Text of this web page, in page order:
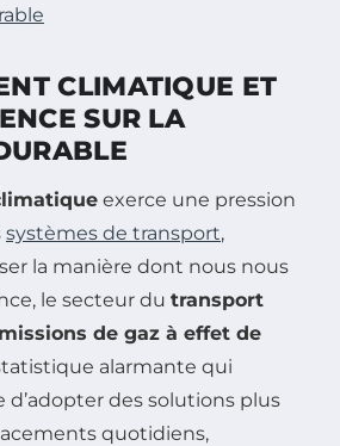
CLIMATIQUE ET
SUR LA
exerce une pression
systèmes de transport,
la manière dont nous nous
le secteur du transport
de gaz à effet de
alarmante qui
d’adopter des solutions plus
quotidiens,